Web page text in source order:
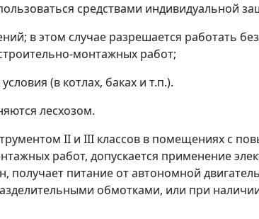
средствами индивидуальной
в этом случае разрешается работать
монтажных работ;
(в котлах, баках и т.п.).
лесхозом.
II и III классов в помещениях с
работ, допускается применение
получает питание от автономной
обмотками, или при